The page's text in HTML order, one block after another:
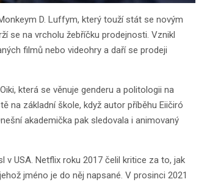
D. Luffym, který touží stát se novým
se na vrcholu žebříčku prodejnosti. Vznikl
filmů nebo videohry a daří se prodeji
která se věnuje genderu a politologii na
na základní škole, když autor příběhu Eiičiró
akademička pak sledovala i animovaný
USA. Netflix roku 2017 čelil kritice za to, jak
jméno je do něj napsané. V prosinci 2021